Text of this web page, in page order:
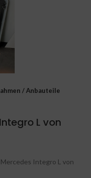
/ Anbauteile
L von
Integro L von